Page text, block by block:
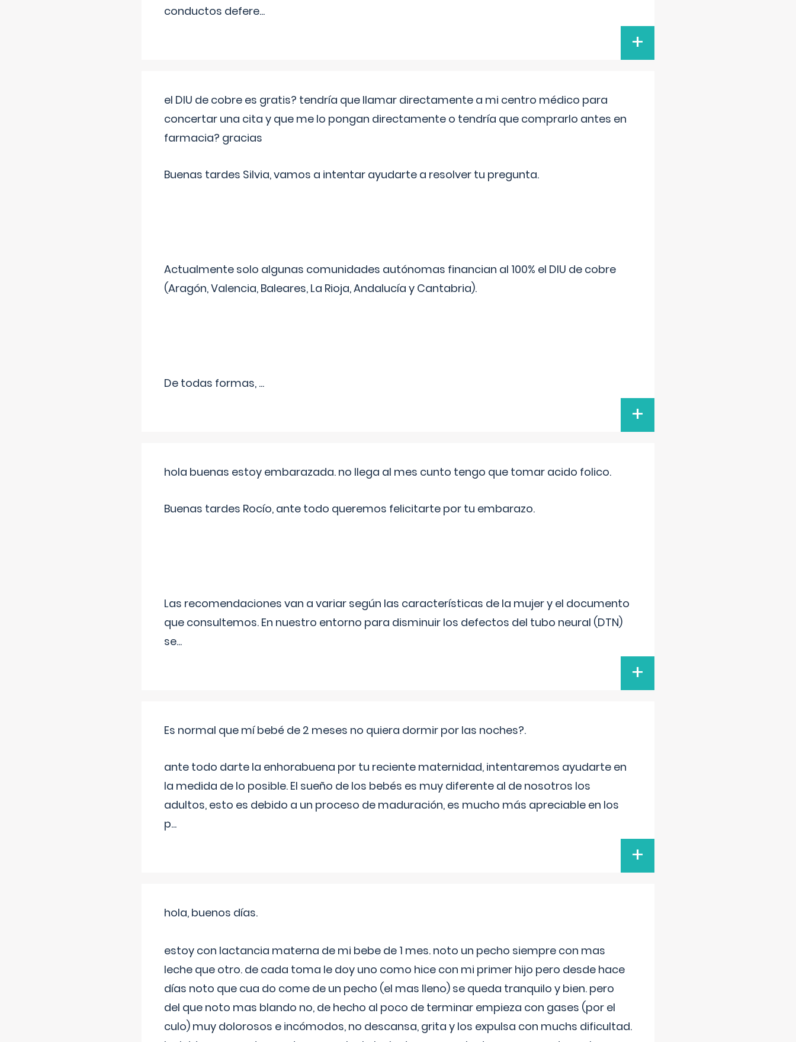
conductos defere...
+
el DIU de cobre es gratis? tendría que llamar directamente a mi centro médico para
concertar una cita y que me lo pongan directamente o tendría que comprarlo antes en
farmacia? gracias
Buenas tardes Silvia, vamos a intentar ayudarte a resolver tu pregunta.
Actualmente solo algunas comunidades autónomas financian al 100% el DIU de cobre
(Aragón, Valencia, Baleares, La Rioja, Andalucía y Cantabria).
De todas formas, ...
+
hola buenas estoy embarazada. no llega al mes cunto tengo que tomar acido folico.
Buenas tardes Rocío, ante todo queremos felicitarte por tu embarazo.
Las recomendaciones van a variar según las características de la mujer y el documento
que consultemos. En nuestro entorno para disminuir los defectos del tubo neural (DTN)
se...
+
Es normal que mí bebé de 2 meses no quiera dormir por las noches?.
ante todo darte la enhorabuena por tu reciente maternidad, intentaremos ayudarte en
la medida de lo posible. El sueño de los bebés es muy diferente al de nosotros los
adultos, esto es debido a un proceso de maduración, es mucho más apreciable en los
p...
+
hola, buenos días.
estoy con lactancia materna de mi bebe de 1 mes. noto un pecho siempre con mas
leche que otro. de cada toma le doy uno como hice con mi primer hijo pero desde hace
días noto que cua do come de un pecho (el mas lleno) se queda tranquilo y bien. pero
del que noto mas blando no, de hecho al poco de terminar empieza con gases (por el
culo) muy dolorosos e incómodos, no descansa, grita y los expulsa con muchs dificultad.